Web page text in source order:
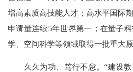
增高素质高技能人才；高水平国际
申请量连续5年世界第一；在量子
学、空间科学等领域取得一批重大
久久为功、笃行不怠。“建设教